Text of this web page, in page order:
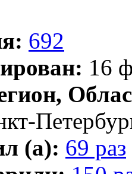
692
16
(а): 69 раз